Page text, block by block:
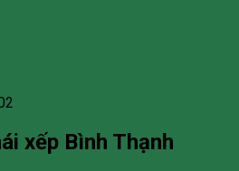
xếp Bình Thạnh